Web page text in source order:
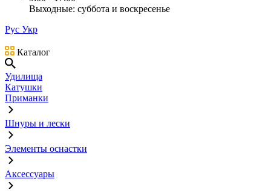
Выходные: суббота и воскресенье
Рус Укр
Каталог
Удилища
Катушки
Приманки
Шнуры и лески
Элементы оснастки
Аксессуары